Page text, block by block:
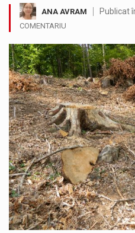
ANA AVRAM Publicat
COMENTARIU